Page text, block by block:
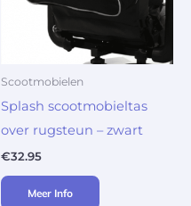
Scootmobielen
Splash scootmobieltas
over rugsteun – zwart
€32.95
Meer Info